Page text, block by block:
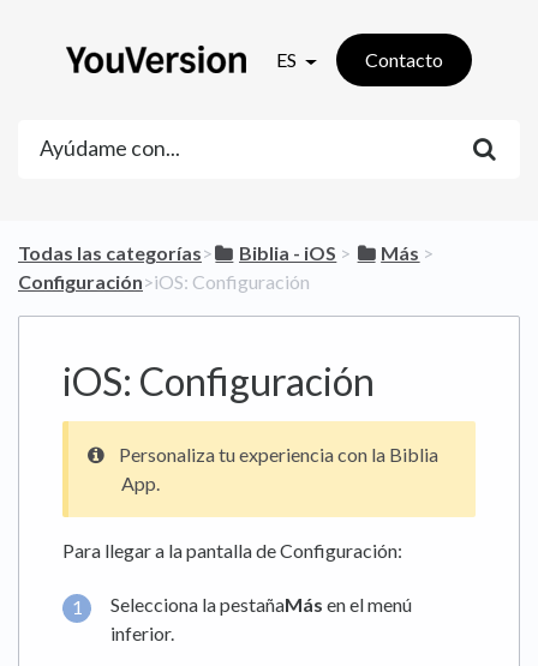
ES Contacto
Todas las categorías​>​ ​Biblia - iOS ​ > ​ ​Más ​ > ​
Configuración​>​ iOS: Configuración
iOS: Configuración
Personaliza tu experiencia con la Biblia
App.
Para llegar a la pantalla de Configuración:
Selecciona la pestañaMás en el menú
inferior.